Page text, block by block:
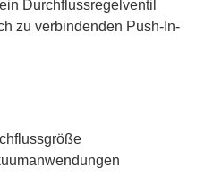
Durchflussregelventil
zu verbindenden Push-In-